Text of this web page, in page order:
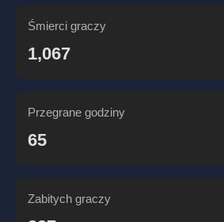
Śmierci graczy
1,067
Przegrane godziny
65
Zabitych graczy